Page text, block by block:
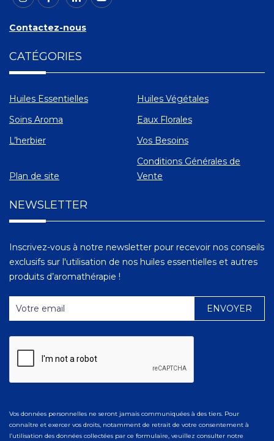
Contactez-nous
CATÉGORIES
Huiles Essentielles
Huiles Végétales
Soins Aroma
Eaux Florales
L’herbier
Vos Besoins
Plan de site
Conditions Générales de
Vente
NEWSLETTER
Inscrivez-vous à notre newsletter pour recevoir nos conseils
exclusifs sur l'utilisation de nos huiles essentielles et autres
produits d’aromathérapie !
Vos données personnelles ne seront jamais communiquées à des tiers. Pour
connaître et exercer vos droits, notamment de retrait de votre consentement à
l’utilisation des données collectées par ce formulaire, veuillez consulter notre